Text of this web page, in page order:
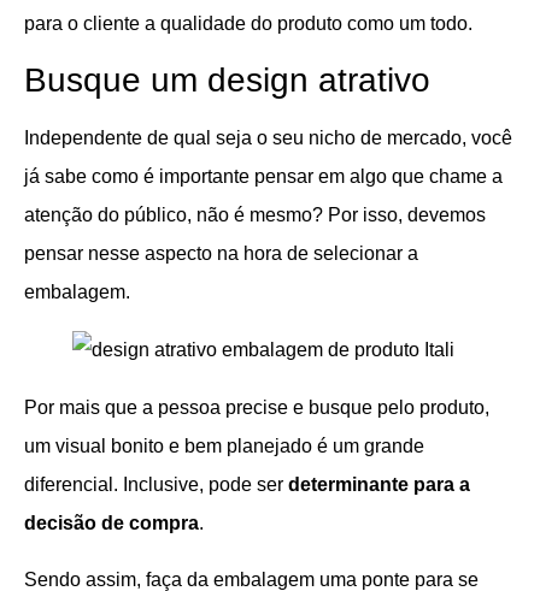
para o cliente a qualidade do produto como um todo.
Busque um design atrativo
Independente de qual seja o seu nicho de mercado, você
já sabe como é importante pensar em algo que chame a
atenção do público, não é mesmo? Por isso, devemos
pensar nesse aspecto na hora de selecionar a
embalagem.
Por mais que a pessoa precise e busque pelo produto,
um visual bonito e bem planejado é um grande
diferencial. Inclusive, pode ser determinante para a
decisão de compra.
Sendo assim, faça da embalagem uma ponte para se